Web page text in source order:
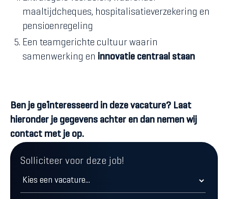
maaltijdcheques, hospitalisatieverzekering en
pensioenregeling
Een teamgerichte cultuur waarin
samenwerking en innovatie centraal staan
Ben je geïnteresseerd in deze vacature? Laat
hieronder je gegevens achter en dan nemen wij
contact met je op.
Solliciteer voor deze job!